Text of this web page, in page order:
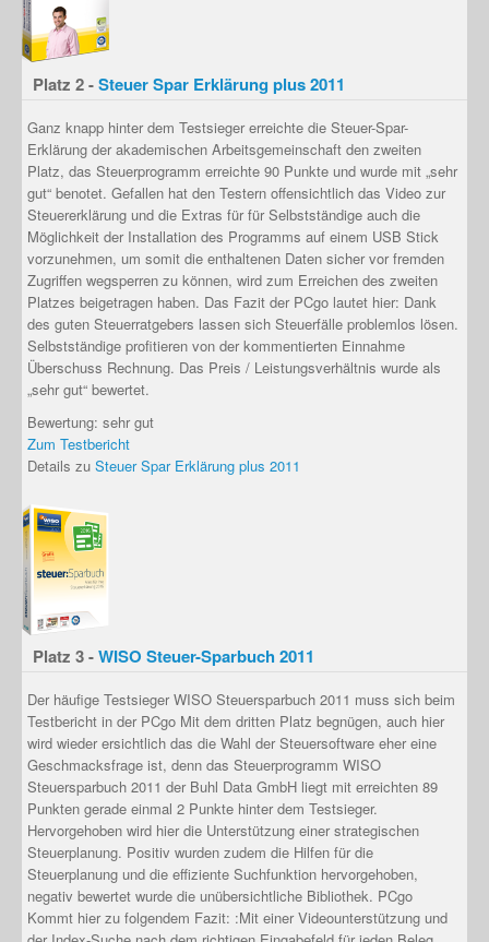
Platz 2 -Steuer Spar Erklärung plus 2011
Ganz knapp hinter dem Testsieger erreichte die Steuer-Spar-
Erklärung der akademischen Arbeitsgemeinschaft den zweiten
Platz, das Steuerprogramm erreichte 90 Punkte und wurde mit „sehr
gut“ benotet. Gefallen hat den Testern offensichtlich das Video zur
Steuererklärung und die Extras für für Selbstständige auch die
Möglichkeit der Installation des Programms auf einem USB Stick
vorzunehmen, um somit die enthaltenen Daten sicher vor fremden
Zugriffen wegsperren zu können, wird zum Erreichen des zweiten
Platzes beigetragen haben. Das Fazit der PCgo lautet hier: Dank
des guten Steuerratgebers lassen sich Steuerfälle problemlos lösen.
Selbstständige profitieren von der kommentierten Einnahme
Überschuss Rechnung. Das Preis / Leistungsverhältnis wurde als
„sehr gut“ bewertet.
Bewertung: sehr gut
Zum Testbericht
Details zu Steuer Spar Erklärung plus 2011
Platz 3 -WISO Steuer-Sparbuch 2011
Der häufige Testsieger WISO Steuersparbuch 2011 muss sich beim
Testbericht in der PCgo Mit dem dritten Platz begnügen, auch hier
wird wieder ersichtlich das die Wahl der Steuersoftware eher eine
Geschmacksfrage ist, denn das Steuerprogramm WISO
Steuersparbuch 2011 der Buhl Data GmbH liegt mit erreichten 89
Punkten gerade einmal 2 Punkte hinter dem Testsieger.
Hervorgehoben wird hier die Unterstützung einer strategischen
Steuerplanung. Positiv wurden zudem die Hilfen für die
Steuerplanung und die effiziente Suchfunktion hervorgehoben,
negativ bewertet wurde die unübersichtliche Bibliothek. PCgo
Kommt hier zu folgendem Fazit: :Mit einer Videounterstützung und